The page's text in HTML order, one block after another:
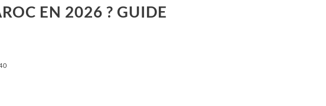
EN 2026 ? GUIDE